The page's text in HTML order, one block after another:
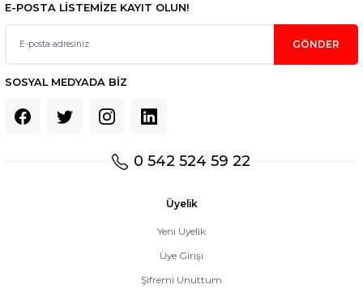
E-POSTA LİSTEMİZE KAYIT OLUN!
GÖNDER
SOSYAL MEDYADA BİZ
0 542 524 59 22
Üyelik
Yeni Üyelik
Üye Girişi
Şifremi Unuttum